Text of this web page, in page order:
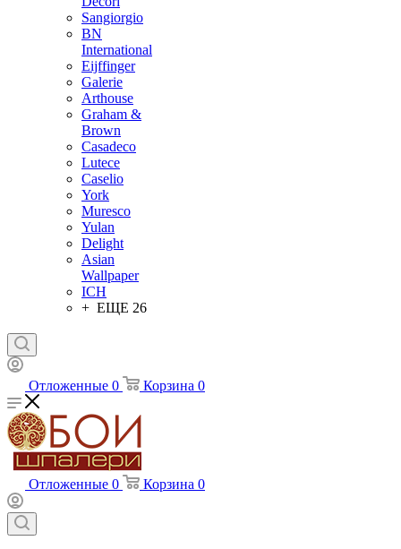
Sangiorgio
BN
International
Eijffinger
Galerie
Arthouse
Graham &
Brown
Casadeco
Lutece
Caselio
York
Muresco
Yulan
Delight
Asian
Wallpaper
ICH
+ ЕЩЕ 26
Отложенные 0 Корзина 0
Отложенные 0 Корзина 0